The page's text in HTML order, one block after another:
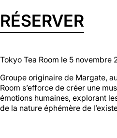
Mentions légalesPolitique de
Halle aux
Oliviers🍴
Jeu, Ven, Sam : 19h00 - 01h00
RÉSERVER
Tokyo Tea Room le 5 novembre
Groupe originaire de Margate,
Room s’efforce de créer une
émotions humaines, explorant
de la nature éphémère de